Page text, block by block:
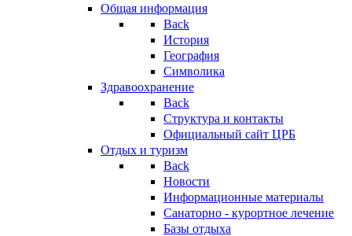
Общая информация
Back
История
География
Символика
Здравоохранение
Back
Структура и контакты
Официальный сайт ЦРБ
Отдых и туризм
Back
Новости
Информационные материалы
Санаторно - курортное лечение
Базы отдыха